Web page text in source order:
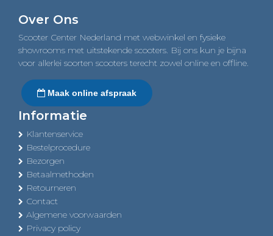
navigation
Over Ons
Scooter Center Nederland met webwinkel en fysieke
showrooms met uitstekende scooters. Bij ons kun je bijna
voor allerlei soorten scooters terecht zowel online en offline.
Maak online afspraak
Informatie
Klantenservice
Bestelprocedure
Bezorgen
Betaalmethoden
Retourneren
Contact
Algemene voorwaarden
Privacy policy